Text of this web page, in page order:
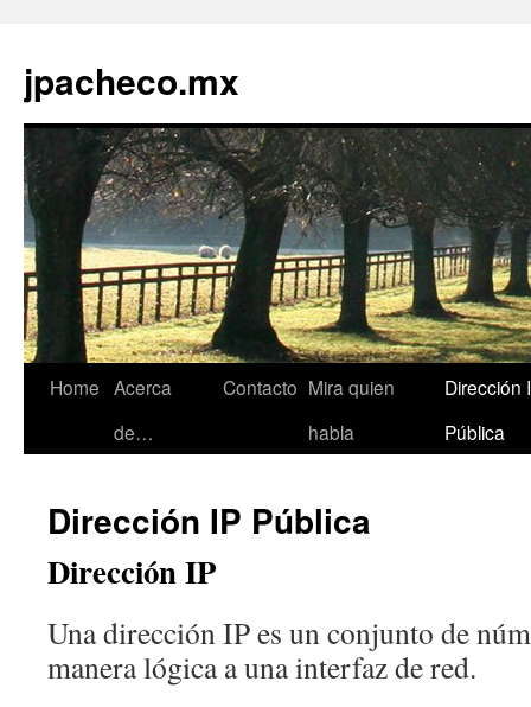
jpacheco.mx
Skip
Home Acerca
de…
Contacto Mira quien
habla
Dirección
Pública
Dirección IP Pública
Dirección IP
Una dirección IP es un conjunto de
manera lógica a una interfaz de red.